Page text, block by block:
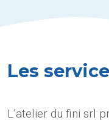
Les
L’atelier du fini srl